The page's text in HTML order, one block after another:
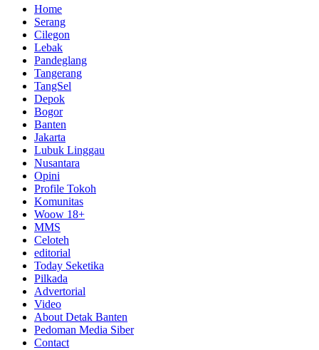
Home
Serang
Cilegon
Lebak
Pandeglang
Tangerang
TangSel
Depok
Bogor
Banten
Jakarta
Lubuk Linggau
Nusantara
Opini
Profile Tokoh
Komunitas
Woow 18+
MMS
Celoteh
editorial
Today Seketika
Pilkada
Advertorial
Video
About Detak Banten
Pedoman Media Siber
Contact